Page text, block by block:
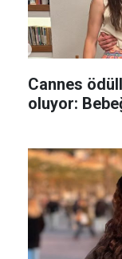
Cannes
oluyor: